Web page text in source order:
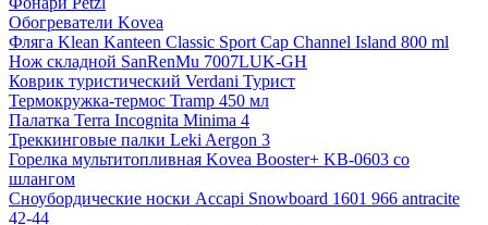
Обогреватели Kovea
Фляга Klean Kanteen Classic Sport Cap Channel Island 800 ml
Нож складной SanRenMu 7007LUK-GH
Коврик туристический Verdani Турист
Термокружка-термос Tramp 450 мл
Палатка Terra Incognita Minima 4
Треккинговые палки Leki Aergon 3
Горелка мультитопливная Kovea Booster+ KB-0603 со
шлангом
Сноубордические носки Accapi Snowboard 1601 966 antracite
42-44